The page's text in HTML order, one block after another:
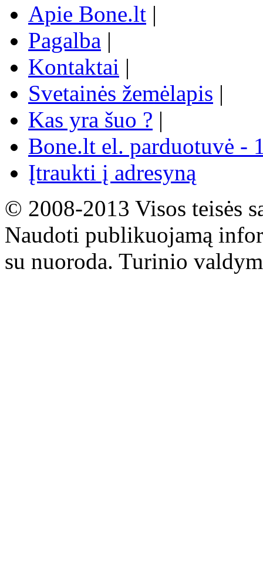
Apie Bone.lt |
Pagalba |
Kontaktai |
Svetainės žemėlapis |
Kas yra šuo ? |
Bone.lt el. parduotuvė -
Įtraukti į adresyną
© 2008-2013 Visos teisės
Naudoti publikuojamą
su nuoroda. Turinio